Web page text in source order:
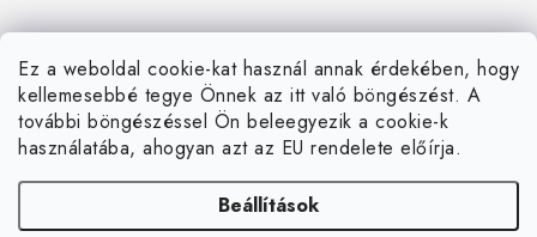
Ez a weboldal cookie-kat használ annak érdekében, hogy
kellemesebbé tegye Önnek az itt való böngészést. A
további böngészéssel Ön beleegyezik a cookie-k
használatába, ahogyan azt az EU rendelete előírja.
Beállítások